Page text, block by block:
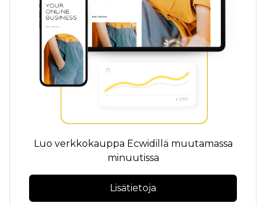
Luo verkkokauppa Ecwidillä muutamassa
minuutissa
Lisätietoja